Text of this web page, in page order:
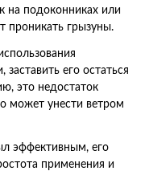
на подоконниках или
проникать грызуны.
его остаться
это недостаток
может унести ветром
эффективным, его
применения и